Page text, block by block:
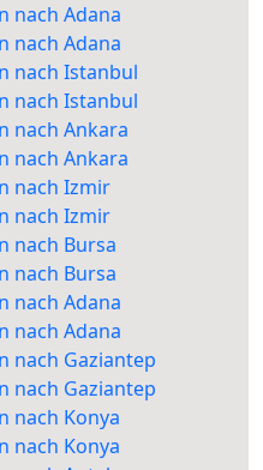
nach Adana
nach Adana
nach Istanbul
nach Istanbul
nach Ankara
nach Ankara
nach Izmir
nach Izmir
nach Bursa
nach Bursa
nach Adana
nach Adana
nach Gaziantep
nach Gaziantep
nach Konya
nach Konya